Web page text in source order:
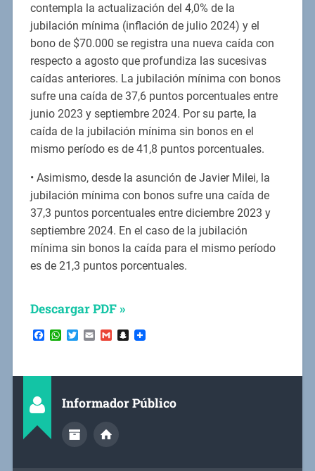
contempla la actualización del 4,0% de la
jubilación mínima (inflación de julio 2024) y el
bono de $70.000 se registra una nueva caída con
respecto a agosto que profundiza las sucesivas
caídas anteriores. La jubilación mínima con bonos
sufre una caída de 37,6 puntos porcentuales entre
junio 2023 y septiembre 2024. Por su parte, la
caída de la jubilación mínima sin bonos en el
mismo período es de 41,8 puntos porcentuales.
• Asimismo, desde la asunción de Javier Milei, la
jubilación mínima con bonos sufre una caída de
37,3 puntos porcentuales entre diciembre 2023 y
septiembre 2024. En el caso de la jubilación
mínima sin bonos la caída para el mismo período
es de 21,3 puntos porcentuales.
Descargar PDF »
Facebook
WhatsApp
Twitter
EmailGmailSnapchat
Informador Público